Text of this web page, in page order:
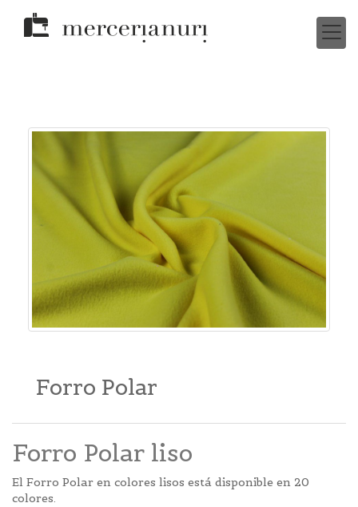
Forro Polar
Forro Polar liso
El Forro Polar en colores lisos está disponible en 20
colores.